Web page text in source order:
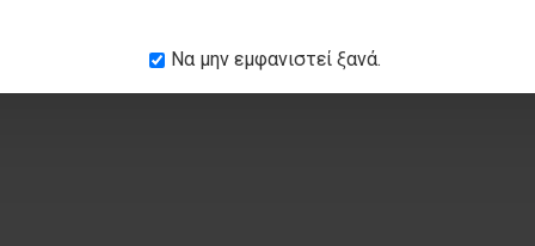
Να μην εμφανιστεί ξανά.